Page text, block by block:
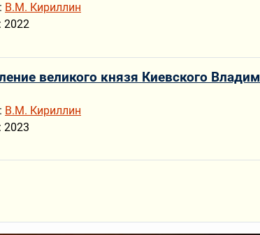
В.М. Кириллин
2022
великого князя Киевского
В.М. Кириллин
2023